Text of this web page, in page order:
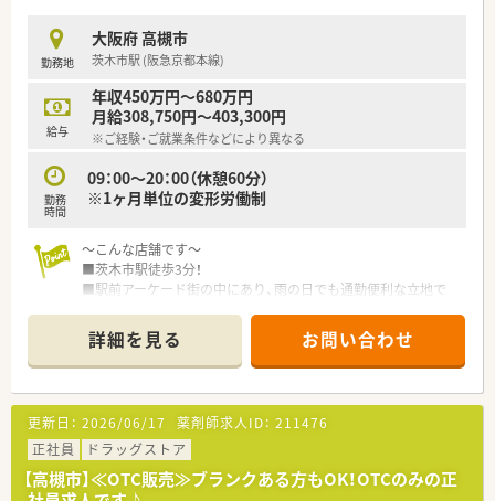
理、および店頭ディスプレイのメンテナンス業務を担当します。
■食事や栄養摂取に関する細やかな相談に応じ、厚生労働省が定
める「健康サポート薬局」の認定に向けた各種業務を担います。
【職場環境と雰囲気】
■ドラッグストア業界で唯一、えるぼし最高位とプラチナくるみ
んの双方の認定を受けており、女性がのびのびと活躍できる職場
■日雑レジ業務の負担が大幅に軽減されているため、薬剤師本来
のカウンセリング業務に100％集中できる快適な環境が自慢で
■無理な店舗展開による人員ひっ迫が少なく、良い意味でゆとり
を持った人員配置を行っているためギスギス感がございませ
ん。
勤務地
大阪府 高槻市
茨木市駅 (阪急京都本線)
給与
年収450万円～680万円
月給308,750円～403,300円
※ご経験・ご就業条件などにより異なる
勤務
時間
09：00～20：00（休憩60分）
※1ヶ月単位の変形労働制
～こんな店舗です～
■茨木市駅徒歩3分！
■駅前アーケード街の中にあり、雨の日でも通勤便利な立地で
■関東本社ですが、関西にも事務所がある為、教育・研修等のフ
ォローもバッチリです
■インバウンド需要の高いエリアではない店舗でのOTC薬剤師
補修は貴重です☆
＼＼ こんな会社です☆ ／／
■全国に展開している大手ドラッグストアチェーン店です。
■直近15年で売上高4倍、経常利益も3倍以上と右肩上がりの成
長を続けており、経営面でも安定しています。
詳細を見る お問い合わせ
更新日： 2026/06/17 薬剤師求人ID： 211476
正社員
ドラッグストア
【高槻市】≪OTC販売≫ブランクある方もOK！OTCのみの正